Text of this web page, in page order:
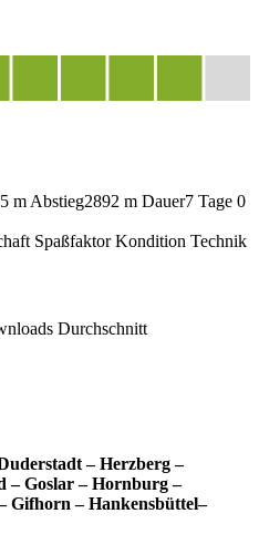
m Abstieg2892 m Dauer7 Tage 0
Spaßfaktor Kondition Technik
Durchschnitt
– Herzberg –
– Goslar – Hornburg –
Gifhorn – Hankensbüttel–